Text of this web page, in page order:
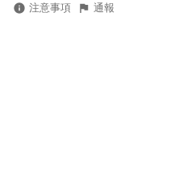
注意事項 通報